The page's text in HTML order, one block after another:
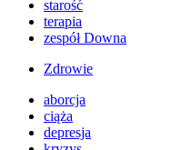
starość
terapia
zespół Downa
Zdrowie
aborcja
ciąża
depresja